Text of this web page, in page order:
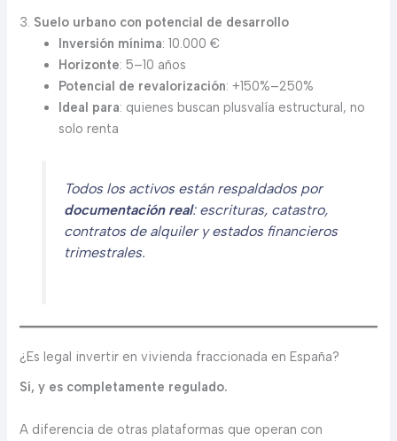
3. Suelo urbano con potencial de desarrollo
Inversión mínima: 10.000 €
Horizonte: 5–10 años
Potencial de revalorización: +150%–250%
Ideal para: quienes buscan plusvalía estructural, no
solo renta
Todos los activos están respaldados por
documentación real: escrituras, catastro,
contratos de alquiler y estados financieros
trimestrales.
¿Es legal invertir en vivienda fraccionada en España?
Sí, y es completamente regulado.
A diferencia de otras plataformas que operan con